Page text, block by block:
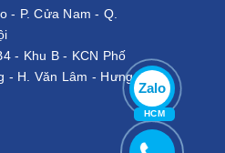
- P. Cửa Nam - Q.
- Khu B - KCN Phố
- H. Văn Lâm - Hưng
Zalo
HCM